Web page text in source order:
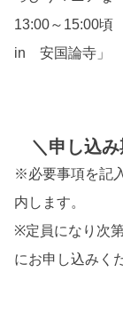
13:00～15:00頃
in 安国論寺」
＼申し込
※必要事項を記
内します。
※定員になり次
にお申し込みく